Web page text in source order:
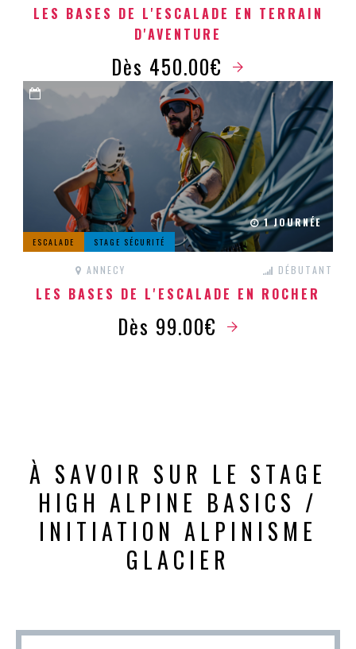
LES BASES DE L'ESCALADE EN TERRAIN
D'AVENTURE
Dès 450.00€
1 JOURNÉE
ESCALADE STAGE SÉCURITÉ
ANNECY DÉBUTANT
LES BASES DE L'ESCALADE EN ROCHER
Dès 99.00€
À SAVOIR SUR LE STAGE
HIGH ALPINE BASICS /
INITIATION ALPINISME
GLACIER